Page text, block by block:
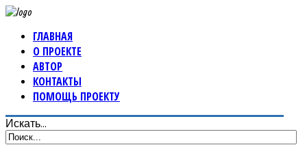
ГЛАВНАЯ
О ПРОЕКТЕ
АВТОР
КОНТАКТЫ
ПОМОЩЬ ПРОЕКТУ
Искать...